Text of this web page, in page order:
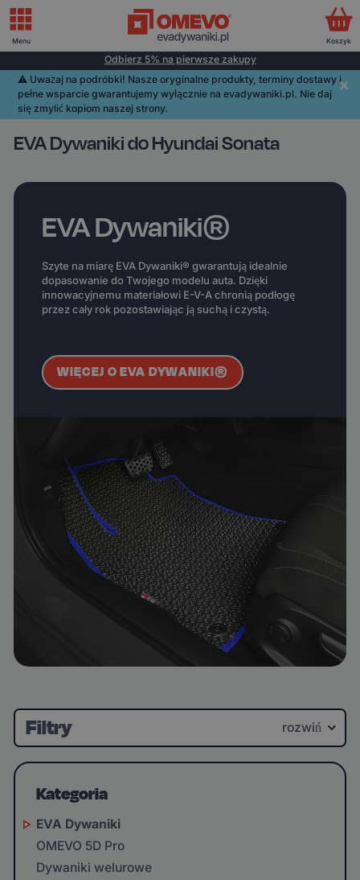
Odbierz 5% na pierwsze zakupy
⚠️️ Uważaj na podróbki! Nasze oryginalne produkty, terminy dostawy i
pełne wsparcie gwarantujemy wyłącznie na evadywaniki.pl. Nie daj
się zmylić kopiom naszej strony.
EVA Dywaniki do Hyundai Sonata
EVA Dywaniki®
Szyte na miarę EVA Dywaniki® gwarantują idealnie
dopasowanie do Twojego modelu auta. Dzięki
innowacyjnemu materiałowi E-V-A chronią podłogę
przez cały rok pozostawiając ją suchą i czystą.
WIĘCEJ O EVA DYWANIKI®
Filtry rozwiń
Kategoria
EVA Dywaniki
OMEVO 5D Pro
Dywaniki welurowe
Menu Koszyk